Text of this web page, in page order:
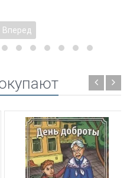
Вперед